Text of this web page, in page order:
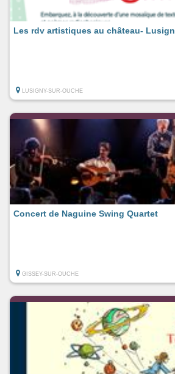
Les rdv artistiques au château-
LUSIGNY-SUR-OUCHE
Concert de Naguine Swing Quartet
GISSEY-SUR-OUCHE